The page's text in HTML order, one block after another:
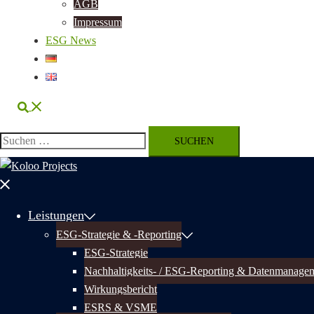
AGB
Impressum
ESG News
Suche
Suchen
nach:
Menü
Leistungen
ESG-Strategie & -Reporting
ESG-Strategie
Nachhaltigkeits- / ESG-Reporting &
Wirkungsbericht
ESRS & VSME